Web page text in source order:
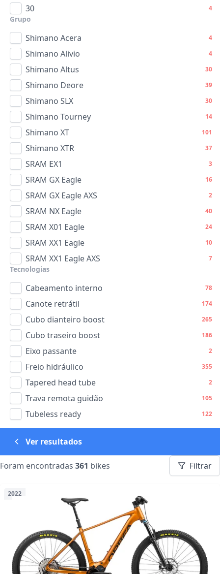
30 4
Grupo
Shimano Acera 4
Shimano Alivio 4
Shimano Altus 30
Shimano Deore 39
Shimano SLX 30
Shimano Tourney 14
Shimano XT 101
Shimano XTR 37
SRAM EX1 3
SRAM GX Eagle 16
SRAM GX Eagle AXS 2
SRAM NX Eagle 40
SRAM X01 Eagle 24
SRAM XX1 Eagle 10
SRAM XX1 Eagle AXS 7
Tecnologias
Cabeamento interno 78
Canote retrátil 174
Cubo dianteiro boost 265
Cubo traseiro boost 186
Eixo passante 2
Freio hidráulico 355
Tapered head tube 2
Trava remota guidão 105
Tubeless ready 122
Ver resultados
Foram encontradas 361 bikes Filtrar
2022